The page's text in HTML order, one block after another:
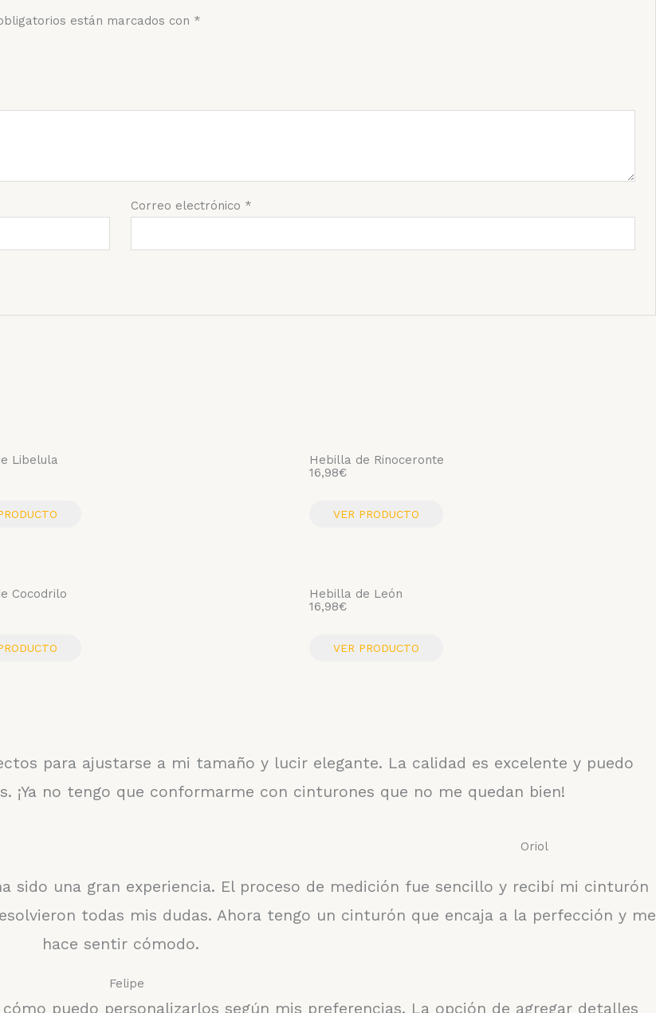
están marcados con *
Correo electrónico *
Libelula
Hebilla de Rinoceronte
16,98€
VER PRODUCTO
Cocodrilo
Hebilla de León
16,98€
VER PRODUCTO
para ajustarse a mi tamaño y lucir elegante. La calidad es excelente y puedo
¡Ya no tengo que conformarme con cinturones que no me quedan bien!
Oriol
sido una gran experiencia. El proceso de medición fue sencillo y recibí mi cinturón
todas mis dudas. Ahora tengo un cinturón que encaja a la perfección y me
hace sentir cómodo.
Felipe
puedo personalizarlos según mis preferencias. La opción de agregar detalles